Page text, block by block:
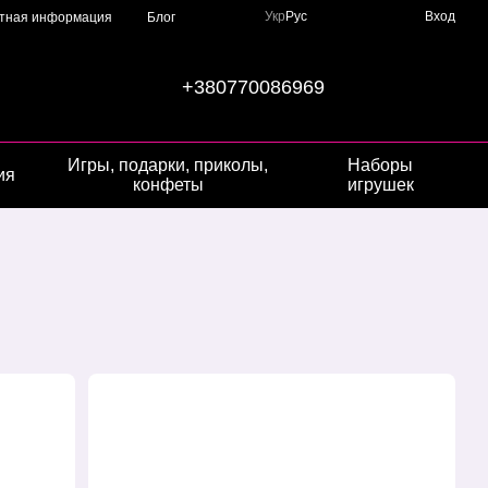
информация Блог Укр Рус Вход
+380770086969
Игры, подарки, приколы,
конфеты
Наборы
игрушек